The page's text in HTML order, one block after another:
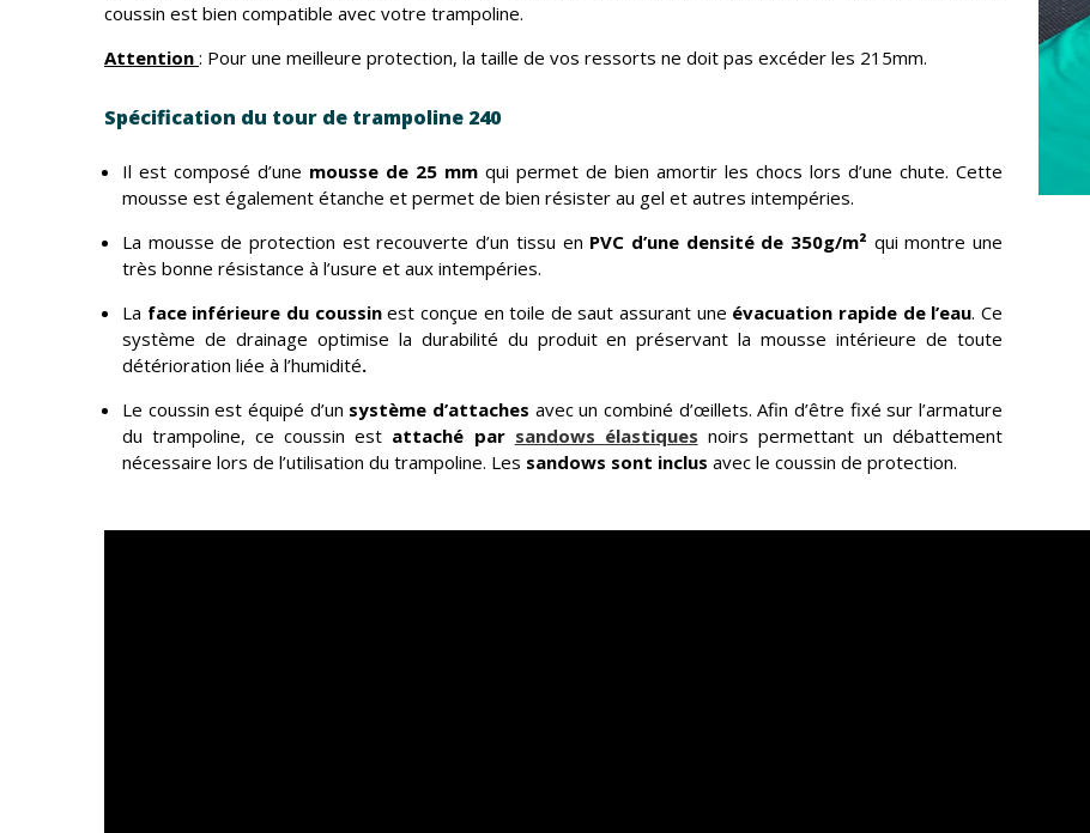
coussin est bien compatible avec votre trampoline.
Attention : Pour une meilleure protection, la taille de vos ressorts ne doit pas excéder les 215mm.
Spécification du tour de trampoline 240
Il est composé d’une mousse de 25 mm qui permet de bien amortir les chocs lors d’une chute. Cette
mousse est également étanche et permet de bien résister au gel et autres intempéries.
La mousse de protection est recouverte d’un tissu en PVC d’une densité de 350g/m² qui montre une
très bonne résistance à l’usure et aux intempéries.
La face inférieure du coussinest conçue en toile de saut assurant une évacuation rapide de l’eau. Ce
système de drainage optimise la durabilité du produit en préservant la mousse intérieure de toute
détérioration liée à l’humidité.
Le coussin est équipé d’un système d’attaches avec un combiné d’œillets. Afin d’être fixé sur l’armature
du trampoline, ce coussin est attaché par sandows élastiques noirs permettant un débattement
nécessaire lors de l’utilisation du trampoline. Les sandows sont inclus avec le coussin de protection.